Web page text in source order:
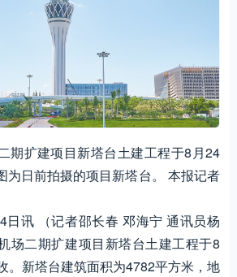
期扩建项目新塔台土建工程于8月24
为日前拍摄的项目新塔台。 本报记者
讯 （记者邵长春 邓海宁 通讯员杨
场二期扩建项目新塔台土建工程于8
。新塔台建筑面积为4782平方米，地